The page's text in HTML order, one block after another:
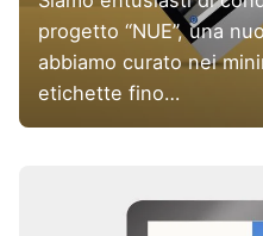
progetto “NUE”, una
abbiamo curato nei
etichette fino…